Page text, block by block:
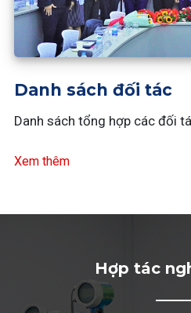
Danh sách đối tác
Danh sách tổng hợp các đối
Xem thêm
Hợp tác